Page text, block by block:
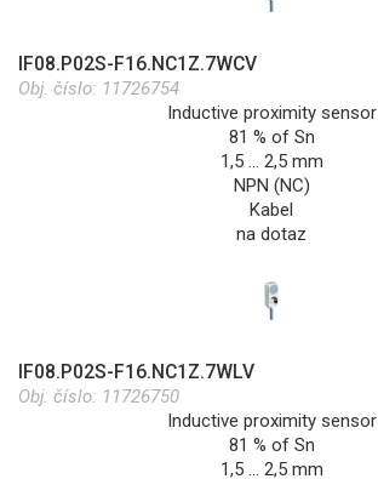
IF08.P02S-F16.NC1Z.7WCV
Obj. číslo: 11726754
Inductive proximity sensor
81 % of Sn
1,5 … 2,5 mm
NPN (NC)
Kabel
na dotaz
IF08.P02S-F16.NC1Z.7WLV
Obj. číslo: 11726750
Inductive proximity sensor
81 % of Sn
1,5 … 2,5 mm